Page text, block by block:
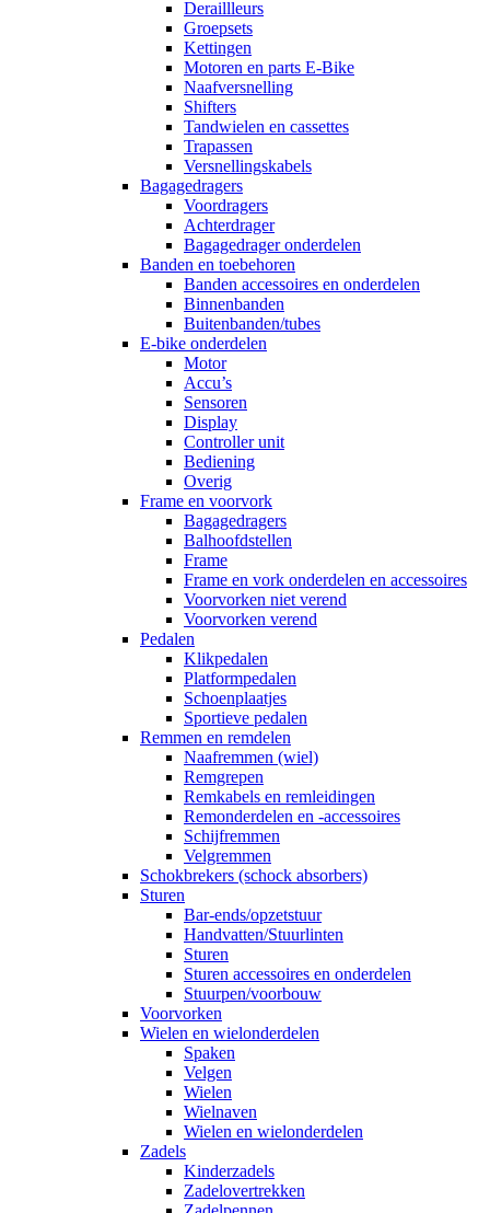
Deraillleurs
Groepsets
Kettingen
Motoren en parts E-Bike
Naafversnelling
Shifters
Tandwielen en cassettes
Trapassen
Versnellingskabels
Bagagedragers
Voordragers
Achterdrager
Bagagedrager onderdelen
Banden en toebehoren
Banden accessoires en onderdelen
Binnenbanden
Buitenbanden/tubes
E-bike onderdelen
Motor
Accu’s
Sensoren
Display
Controller unit
Bediening
Overig
Frame en voorvork
Bagagedragers
Balhoofdstellen
Frame
Frame en vork onderdelen en accessoires
Voorvorken niet verend
Voorvorken verend
Pedalen
Klikpedalen
Platformpedalen
Schoenplaatjes
Sportieve pedalen
Remmen en remdelen
Naafremmen (wiel)
Remgrepen
Remkabels en remleidingen
Remonderdelen en -accessoires
Schijfremmen
Velgremmen
Schokbrekers (schock absorbers)
Sturen
Bar-ends/opzetstuur
Handvatten/Stuurlinten
Sturen
Sturen accessoires en onderdelen
Stuurpen/voorbouw
Voorvorken
Wielen en wielonderdelen
Spaken
Velgen
Wielen
Wielnaven
Wielen en wielonderdelen
Zadels
Kinderzadels
Zadelovertrekken